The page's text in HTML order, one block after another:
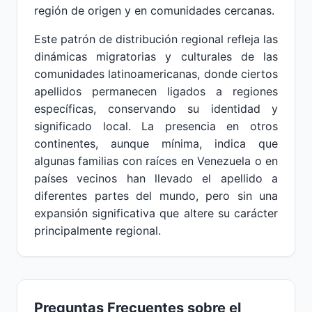
región de origen y en comunidades cercanas.
Este patrón de distribución regional refleja las
dinámicas migratorias y culturales de las
comunidades latinoamericanas, donde ciertos
apellidos permanecen ligados a regiones
específicas, conservando su identidad y
significado local. La presencia en otros
continentes, aunque mínima, indica que
algunas familias con raíces en Venezuela o en
países vecinos han llevado el apellido a
diferentes partes del mundo, pero sin una
expansión significativa que altere su carácter
principalmente regional.
Preguntas Frecuentes sobre el